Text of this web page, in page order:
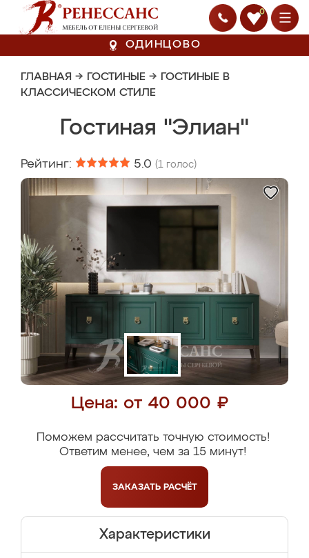
0
ОДИНЦОВО
ГЛАВНАЯ → ГОСТИНЫЕ → ГОСТИНЫЕ В
КЛАССИЧЕСКОМ СТИЛЕ
Гостиная "Элиан"
Рейтинг: 5.0 (1 голос)
Цена: от 40 000 ₽
Поможем рассчитать точную стоимость!
Ответим менее, чем за 15 минут!
ЗАКАЗАТЬ РАСЧЁТ
Характеристики